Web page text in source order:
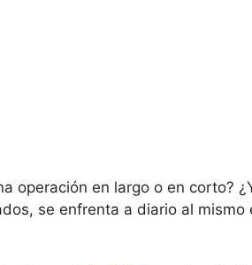
operación en largo o en corto?
se enfrenta a diario al